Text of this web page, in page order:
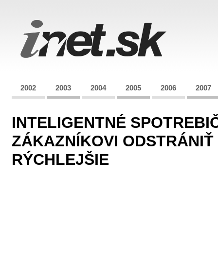
2002 2003 2004 2005 2006 2007
INTELIGENTNÉ
ZÁKAZNÍKOVI
RÝCHLEJŠIE